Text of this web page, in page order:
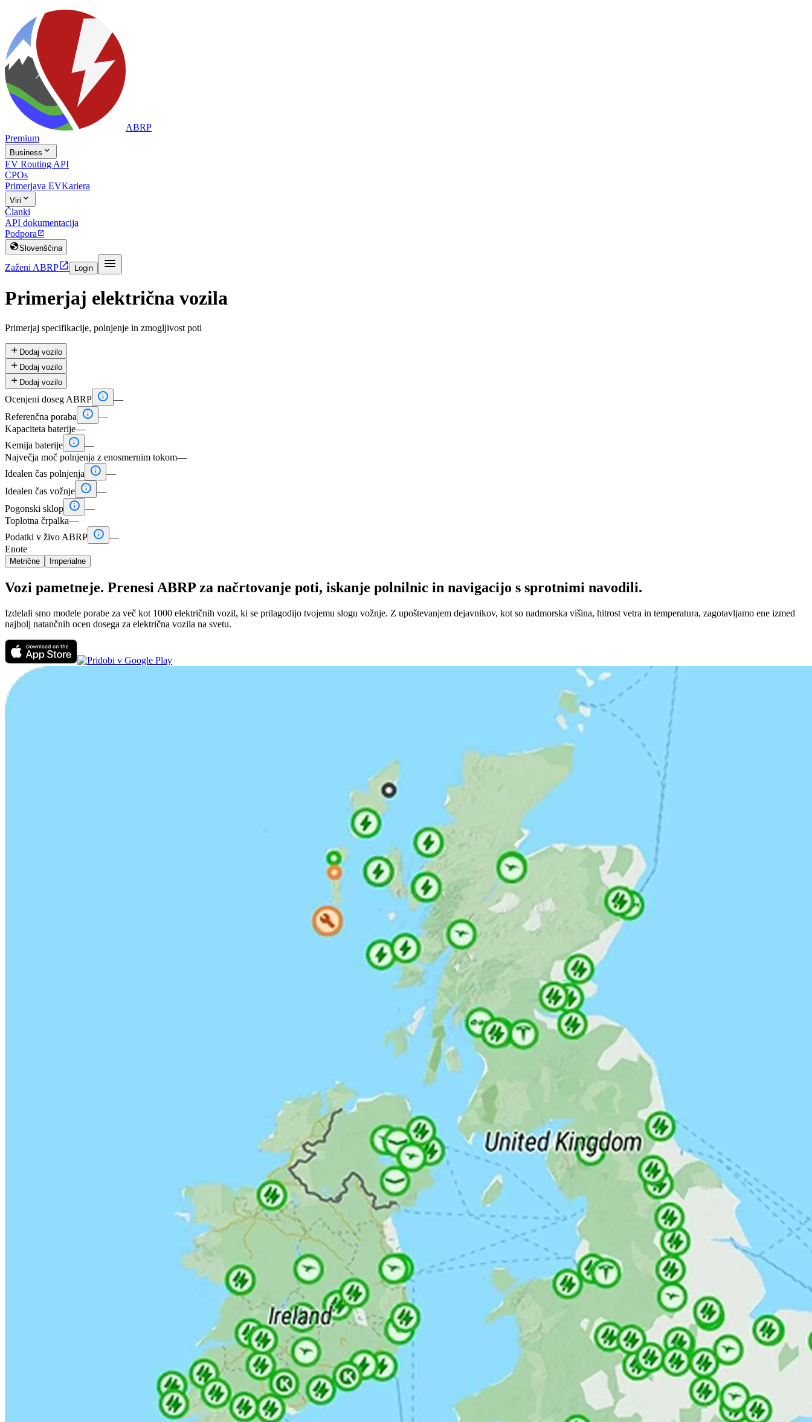
ABRP
Premium
Business 
EV Routing API
CPOs
Primerjava EVKariera
Viri 
Članki
API dokumentacija
Podpora 
Slovenščina
Zaženi ABRP Login 
Primerjaj električna vozila
Primerjaj specifikacije, polnjenje in zmogljivost poti
 Dodaj vozilo
 Dodaj vozilo
 Dodaj vozilo
Ocenjeni doseg ABRP  —
Referenčna poraba
 —
Kapaciteta baterije—
Kemija baterije  —
Največja moč polnjenja z enosmernim tokom—
Idealen čas polnjenja
 —
Idealen čas vožnje  —
Pogonski sklop  —
Toplotna črpalka—
Podatki v živo ABRP  —
Enote
Metrične Imperialne
Vozi pametneje. Prenesi ABRP za načrtovanje poti, iskanje polnilnic in navigacijo s sprotnimi navodili.
Izdelali smo modele porabe za več kot 1000 električnih vozil, ki se prilagodijo tvojemu slogu vožnje. Z upoštevanjem dejavnikov, kot so nadmorska višina, hitrost vetra in temperatura, zagotavljamo ene izmed
najbolj natančnih ocen dosega za električna vozila na svetu.